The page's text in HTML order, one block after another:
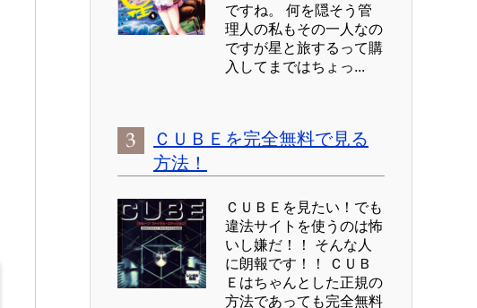
ですね。 何を隠そう管
理人の私もその一人なの
ですが星と旅するって購
入してまではちょっ...
ＣＵＢＥを完全無料で見る
方法！
ＣＵＢＥを見たい！でも
違法サイトを使うのは怖
いし嫌だ！！ そんな人
に朗報です！！ ＣＵＢ
Ｅはちゃんとした正規の
方法であっても完全無料